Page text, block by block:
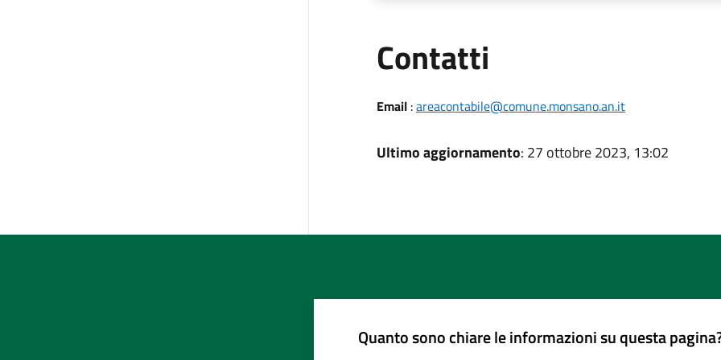
Contatti
Email:areacontabile@comune.monsano.an.it
Ultimo aggiornamento: 27 ottobre 2023, 13:02
Quanto sono chiare le informazioni su questa